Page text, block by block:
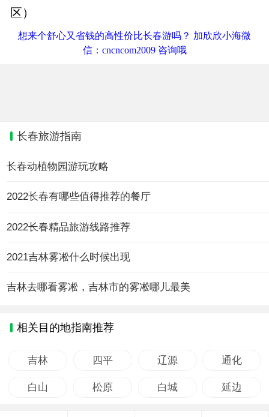
区）
想来个舒心又省钱的高性价比长春游吗？ 加欣欣小海微
信：cncncom2009 咨询哦
长春旅游指南
长春动植物园游玩攻略
2022长春有哪些值得推荐的餐厅
2022长春精品旅游线路推荐
2021吉林雾凇什么时候出现
吉林去哪看雾凇，吉林市的雾凇哪儿最美
相关目的地指南推荐
吉林 四平 辽源 通化
白山 松原 白城 延边